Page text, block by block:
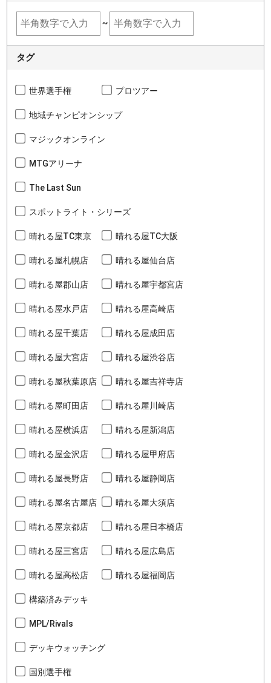
~
タグ
世界選手権 プロツアー
地域チャンピオンシップ
マジックオンライン
MTGアリーナ
The Last Sun
スポットライト・シリーズ
晴れる屋TC東京 晴れる屋TC大阪
晴れる屋札幌店 晴れる屋仙台店
晴れる屋郡山店 晴れる屋宇都宮店
晴れる屋水戸店 晴れる屋高崎店
晴れる屋千葉店 晴れる屋成田店
晴れる屋大宮店 晴れる屋渋谷店
晴れる屋秋葉原店 晴れる屋吉祥寺店
晴れる屋町田店 晴れる屋川崎店
晴れる屋横浜店 晴れる屋新潟店
晴れる屋金沢店 晴れる屋甲府店
晴れる屋長野店 晴れる屋静岡店
晴れる屋名古屋店 晴れる屋大須店
晴れる屋京都店 晴れる屋日本橋店
晴れる屋三宮店 晴れる屋広島店
晴れる屋高松店 晴れる屋福岡店
構築済みデッキ
MPL/Rivals
デッキウォッチング
国別選手権